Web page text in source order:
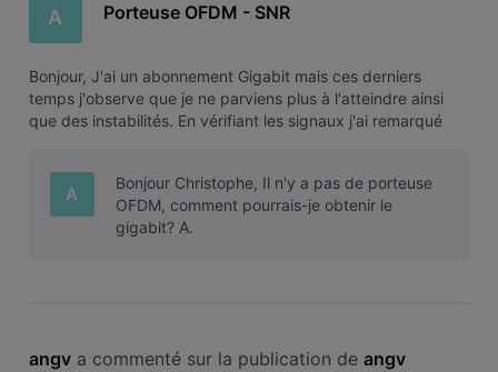
A Porteuse OFDM - SNR
Bonjour, J'ai un abonnement Gigabit mais ces derniers
temps j'observe que je ne parviens plus à l'atteindre ainsi
que des instabilités. En vérifiant les signaux j'ai remarqué
A
Bonjour Christophe, Il n'y a pas de porteuse
OFDM, comment pourrais-je obtenir le
gigabit? A.
angv a commenté sur la publication de angv